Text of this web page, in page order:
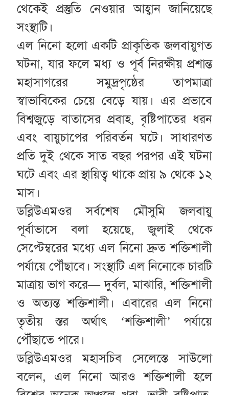
থেকেই প্রস্তুতি নেওয়ার আহ্বান জানিয়েছে
সংস্থাটি।
এল নিনো হলো একটি প্রাকৃতিক জলবায়ুগত
ঘটনা, যার ফলে মধ্য ও পূর্ব নিরক্ষীয় প্রশান্ত
মহাসাগরের সমুদ্রপৃষ্ঠের তাপমাত্রা
স্বাভাবিকের চেয়ে বেড়ে যায়। এর প্রভাবে
বিশ্বজুড়ে বাতাসের প্রবাহ, বৃষ্টিপাতের ধরন
এবং বায়ুচাপের পরিবর্তন ঘটে। সাধারণত
প্রতি দুই থেকে সাত বছর পরপর এই ঘটনা
ঘটে এবং এর স্থায়িত্ব থাকে প্রায় ৯ থেকে ১২
মাস।
ডব্লিউএমওর সর্বশেষ মৌসুমি জলবায়ু
পূর্বাভাসে বলা হয়েছে, জুলাই থেকে
সেপ্টেম্বরের মধ্যে এল নিনো দ্রুত শক্তিশালী
পর্যায়ে পৌঁছাবে। সংস্থাটি এল নিনোকে চারটি
মাত্রায় ভাগ করে— দুর্বল, মাঝারি, শক্তিশালী
ও অত্যন্ত শক্তিশালী। এবারের এল নিনো
তৃতীয় স্তর অর্থাৎ ‘শক্তিশালী’ পর্যায়ে
পৌঁছাতে পারে।
ডব্লিউএমওর মহাসচিব সেলেস্তে সাউলো
বলেন, এল নিনো আরও শক্তিশালী হলে